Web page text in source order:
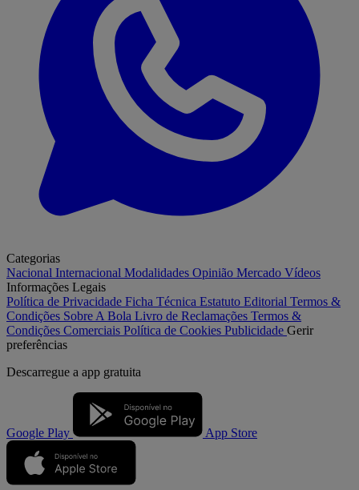
Categorias
Nacional Internacional Modalidades Opinião Mercado Vídeos
Informações Legais
Política de Privacidade Ficha Técnica Estatuto Editorial Termos &
Condições Sobre A Bola Livro de Reclamações Termos &
Condições Comerciais Política de Cookies Publicidade Gerir
preferências
Descarregue a app gratuita
Google Play App Store